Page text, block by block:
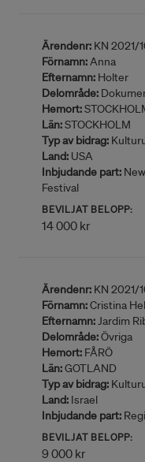
Ärendenr: KN 2021/
Förnamn:Anna
Efternamn: Holter
Delområde:
Hemort:
Län:STOCKHOLM
Typ av bidrag:
Land: USA
Inbjudande part:
Festival
BEVILJAT BELOPP:
14 000 kr
Ärendenr: KN 2021/
Förnamn:Cristina
Efternamn:Jardim
Delområde:Övriga
Hemort: FÅRÖ
Län:GOTLAND
Typ av bidrag:
Land: Israel
Inbjudande part:
BEVILJAT BELOPP:
9 000 kr